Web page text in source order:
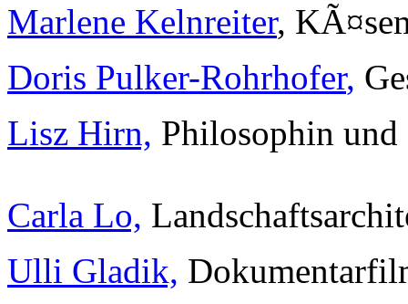
Marlene Kelnreiter,
Doris Pulker-Rohrhofer,
Lisz Hirn, Philosophin
Carla Lo,
Ulli Gladik,